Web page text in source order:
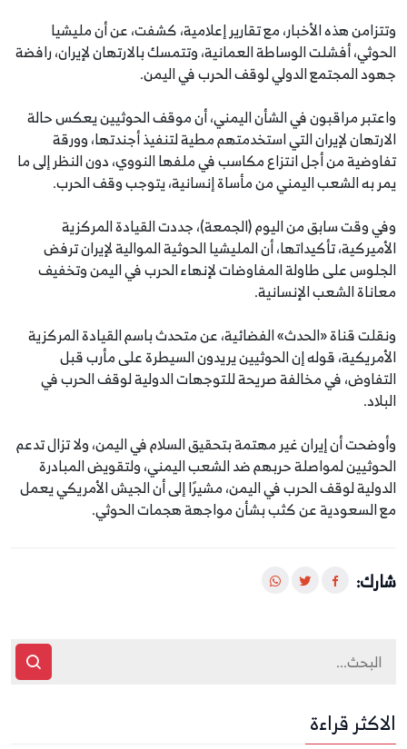
وتتزامن هذه الأخبار، مع تقارير إعلامية، كشفت، عن أن مليشيا
الحوثي، أفشلت الوساطة العمانية، وتتمسك بالارتهان لإيران، رافضة
جهود المجتمع الدولي لوقف الحرب في اليمن.
واعتبر مراقبون في الشأن اليمني، أن موقف الحوثيين يعكس حالة
الارتهان لإيران التي استخدمتهم مطية لتنفيذ أجندتها، وورقة
تفاوضية من أجل انتزاع مكاسب في ملفها النووي، دون النظر إلى ما
يمر به الشعب اليمني من مأساة إنسانية، يتوجب وقف الحرب.
وفي وقت سابق من اليوم (الجمعة)، جددت القيادة المركزية
الأميركية، تأكيداتها، أن المليشيا الحوثية الموالية لإيران ترفض
الجلوس على طاولة المفاوضات لإنهاء الحرب في اليمن وتخفيف
معاناة الشعب الإنسانية.
ونقلت قناة «الحدث» الفضائية، عن متحدث باسم القيادة المركزية
الأمريكية، قوله إن الحوثيين يريدون السيطرة على مأرب قبل
التفاوض، في مخالفة صريحة للتوجهات الدولية لوقف الحرب في
البلاد.
وأوضحت أن إيران غير مهتمة بتحقيق السلام في اليمن، ولا تزال تدعم
الحوثيين لمواصلة حربهم ضد الشعب اليمني، ولتقويض المبادرة
الدولية لوقف الحرب في اليمن، مشيرًا إلى أن الجيش الأمريكي يعمل
مع السعودية عن كثب بشأن مواجهة هجمات الحوثي.
شارك:
الاكثر قراءة